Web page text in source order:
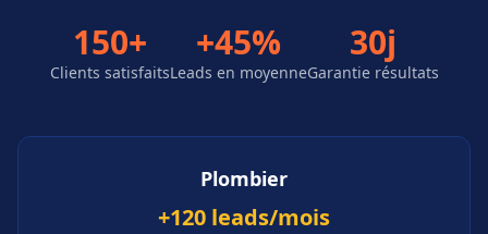
150+
Clients satisfaits
+45%
Leads en moyenne
30j
Garantie résultats
Plombier
+120 leads/mois